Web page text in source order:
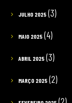
JULHO 2025(3)
MAIO 2025(4)
ABRIL 2025(3)
MARÇO 2025(2)